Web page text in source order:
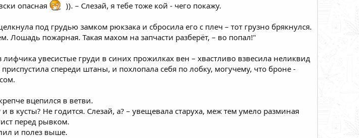
опасная
)). – Слезай, я тебе тоже кой - чего покажу.
под грудью замком рюкзака и сбросила его с плеч – тот грузно брякнулся.
Лошадь пожарная. Такая махом на запчасти разберёт, – во попал!"
увесистые груди в синих прожилках вен – хвастливо взвесила неликвид
спереди штаны, и похлопала себя по лобку, могучему, что броне -
вцепился в ветви.
кусты? Не годится. Слезай, а? – увещевала старуха, меж тем умело разминая
перед рывком.
и полез выше.